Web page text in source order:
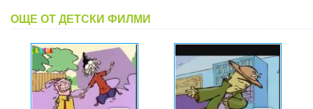
ОЩЕ ОТ ДЕТСКИ ФИЛМИ